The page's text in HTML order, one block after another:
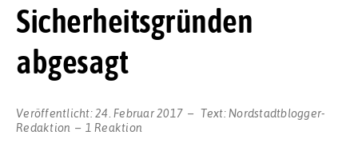
Sicherheitsgründen
abgesagt
Veröffentlicht:24. Februar 2017 Text: Nordstadtblogger-
Redaktion
1 Reaktion